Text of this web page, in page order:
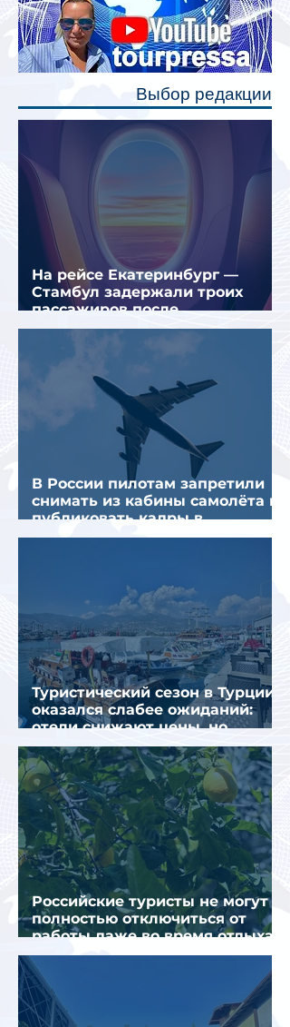
станут индивидуальные шторки у
каждого спального места. Они
позволят пассажирам закрыть свою
полку во время сна или отдыха,
Выбор редакции
На рейсе Екатеринбург —
Стамбул задержали троих
пассажиров после
предполагаемой серии краж
В России пилотам запретили
снимать из кабины самолёта и
публиковать кадры в
интернете
Туристический сезон в Турции
оказался слабее ожиданий:
отели снижают цены, но
загрузка остается низкой
Российские туристы не могут
полностью отключиться от
работы даже во время отдыха
в Турции